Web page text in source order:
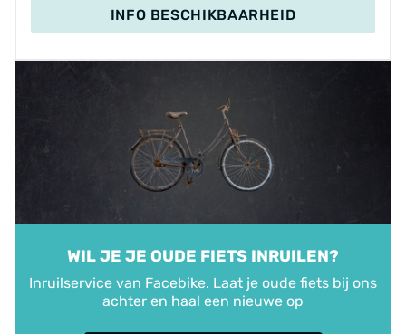
INFO BESCHIKBAARHEID
WIL JE JE OUDE FIETS INRUILEN?
Inruilservice van Facebike. Laat je oude fiets bij ons
achter en haal een nieuwe op